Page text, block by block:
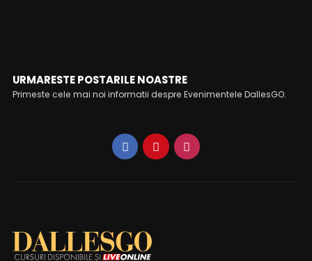
URMARESTE POSTARILE NOASTRE
Primeste cele mai noi informatii despre Evenimentele DallesGO.